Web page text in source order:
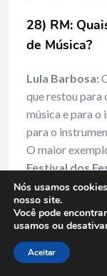
28) RM:
de Música?
Lula Barbosa:
que restou para
música e para
para o
O maior
Festival dos
quandoMiriam
IRA(Lula
em sua
na vendagem
250.000
Nós usamos
nosso site.
Você pode
usamos ou
Aceitar